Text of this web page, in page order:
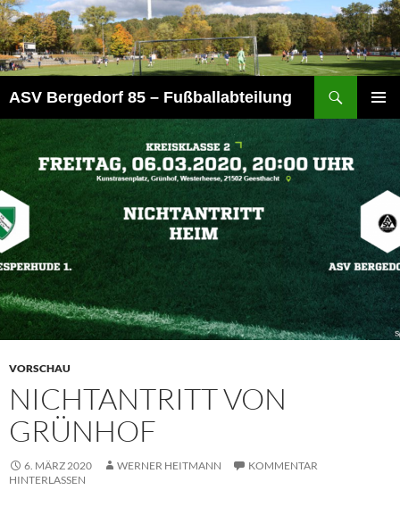
Zum
Inhalt
springen
ASV Bergedorf 85 – Fußballabteilung
VORSCHAU
NICHTANTRITT VON
GRÜNHOF
6. MÄRZ 2020 WERNER HEITMANN
KOMMENTAR
HINTERLASSEN